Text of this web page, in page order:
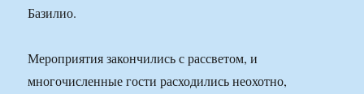
Базилио.
Мероприятия закончились с рассветом, и
многочисленные гости расходились неохотно,